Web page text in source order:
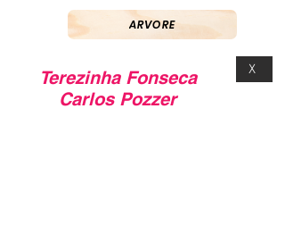
ARVORE
Terezinha Fonseca
Carlos Pozzer
X